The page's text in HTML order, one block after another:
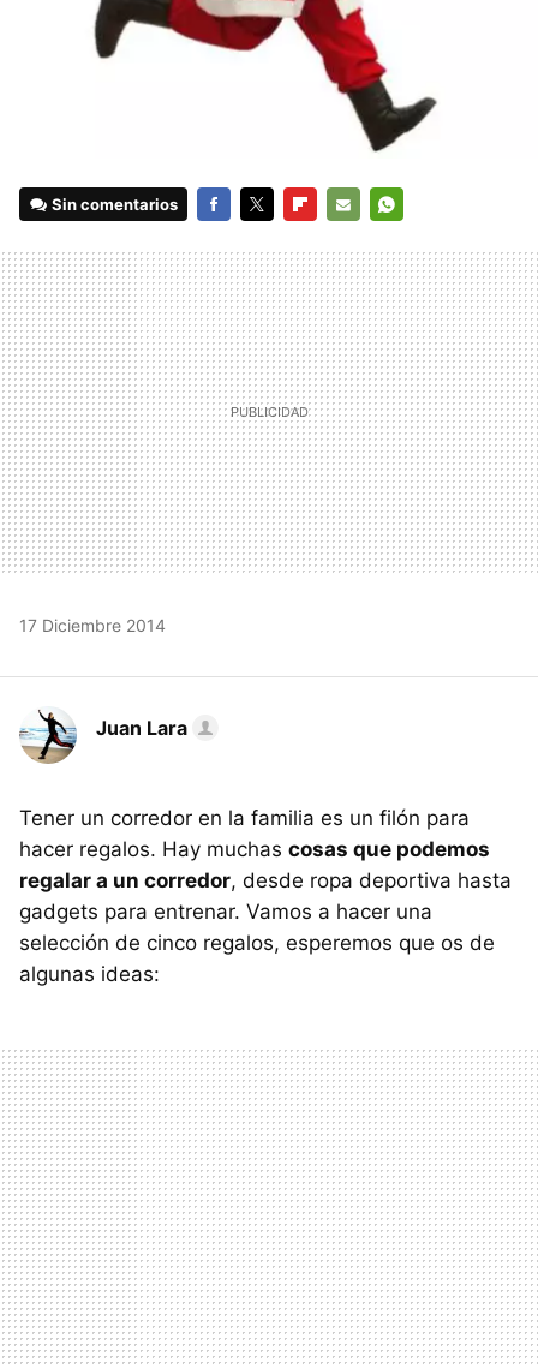
Sin comentarios
MAIL
17 Diciembre 2014
Juan Lara
Tener un corredor en la familia es un filón para
hacer regalos. Hay muchas cosas que podemos
regalar a un corredor, desde ropa deportiva hasta
gadgets para entrenar. Vamos a hacer una
selección de cinco regalos, esperemos que os de
algunas ideas: